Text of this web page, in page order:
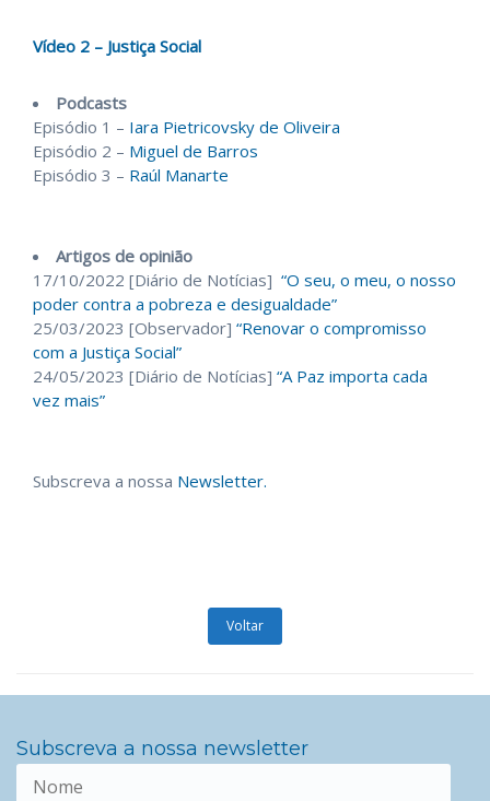
Vídeo 2 – Justiça Social
Podcasts
Episódio 1 – Iara Pietricovsky de Oliveira
Episódio 2 – Miguel de Barros
Episódio 3 – Raúl Manarte
Artigos de opinião
17/10/2022 [Diário de Notícias] “O seu, o meu, o nosso
poder contra a pobreza e desigualdade”
25/03/2023 [Observador] “Renovar o compromisso
com a Justiça Social”
24/05/2023 [Diário de Notícias] “A Paz importa cada
vez mais”
Subscreva a nossa Newsletter.
Voltar
Subscreva a nossa newsletter